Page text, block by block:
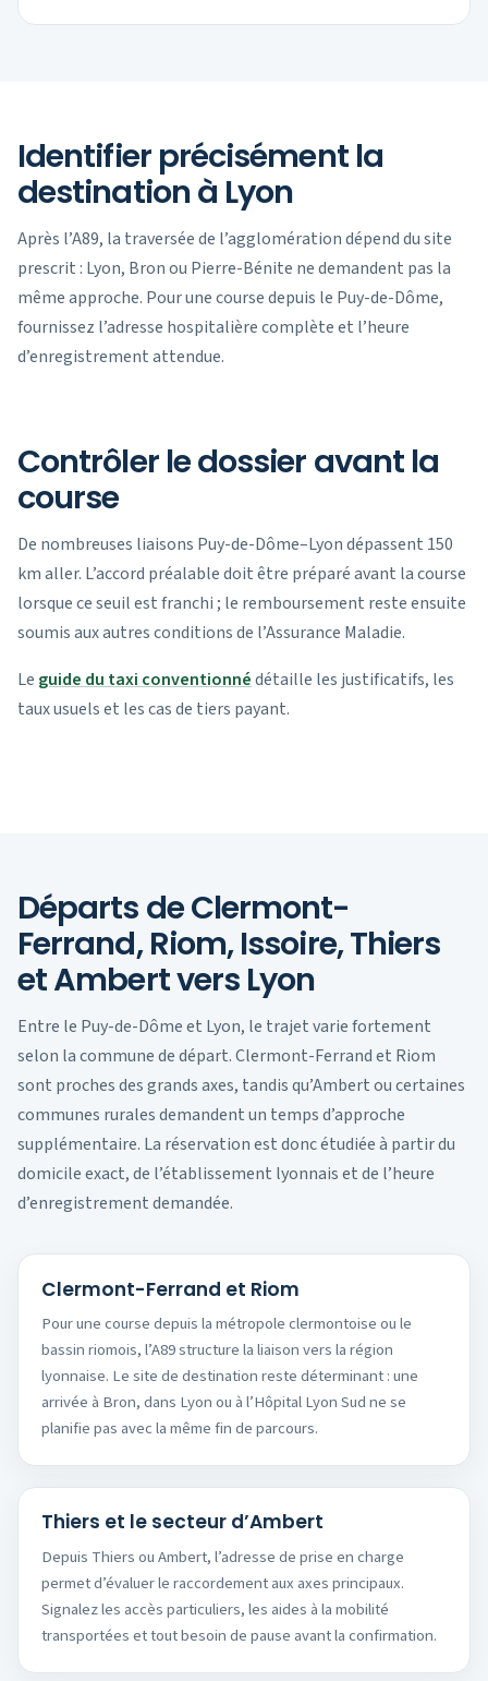
Identifier précisément la
destination à Lyon
Après l’A89, la traversée de l’agglomération dépend du site
prescrit : Lyon, Bron ou Pierre-Bénite ne demandent pas la
même approche. Pour une course depuis le Puy-de-Dôme,
fournissez l’adresse hospitalière complète et l’heure
d’enregistrement attendue.
Contrôler le dossier avant la
course
De nombreuses liaisons Puy-de-Dôme–Lyon dépassent 150
km aller. L’accord préalable doit être préparé avant la course
lorsque ce seuil est franchi ; le remboursement reste ensuite
soumis aux autres conditions de l’Assurance Maladie.
Le guide du taxi conventionnédétaille les justificatifs, les
taux usuels et les cas de tiers payant.
Départs de Clermont-
Ferrand, Riom, Issoire, Thiers
et Ambert vers Lyon
Entre le Puy-de-Dôme et Lyon, le trajet varie fortement
selon la commune de départ. Clermont-Ferrand et Riom
sont proches des grands axes, tandis qu’Ambert ou certaines
communes rurales demandent un temps d’approche
supplémentaire. La réservation est donc étudiée à partir du
domicile exact, de l’établissement lyonnais et de l’heure
d’enregistrement demandée.
Clermont-Ferrand et Riom
Pour une course depuis la métropole clermontoise ou le
bassin riomois, l’A89 structure la liaison vers la région
lyonnaise. Le site de destination reste déterminant : une
arrivée à Bron, dans Lyon ou à l’Hôpital Lyon Sud ne se
planifie pas avec la même fin de parcours.
Thiers et le secteur d’Ambert
Depuis Thiers ou Ambert, l’adresse de prise en charge
permet d’évaluer le raccordement aux axes principaux.
Signalez les accès particuliers, les aides à la mobilité
transportées et tout besoin de pause avant la confirmation.